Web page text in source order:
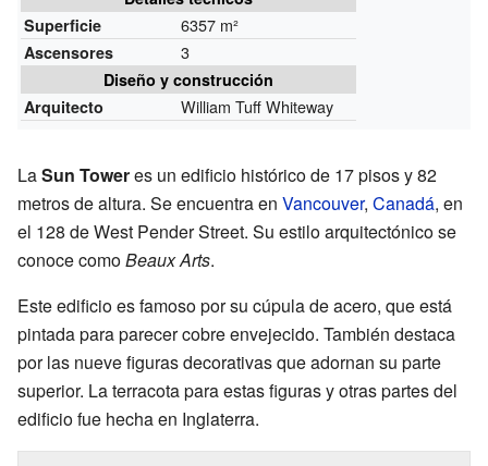
Superficie
6357 m²
Ascensores 3
Diseño y construcción
Arquitecto
William Tuff Whiteway
LaSun Toweres un edificio histórico de 17 pisos y 82
metros de altura. Se encuentra en Vancouver, Canadá, en
el 128 de West Pender Street. Su estilo arquitectónico se
conoce comoBeaux Arts.
Este edificio es famoso por su cúpula de acero, que está
pintada para parecer cobre envejecido. También destaca
por las nueve figuras decorativas que adornan su parte
superior. La terracota para estas figuras y otras partes del
edificio fue hecha en Inglaterra.